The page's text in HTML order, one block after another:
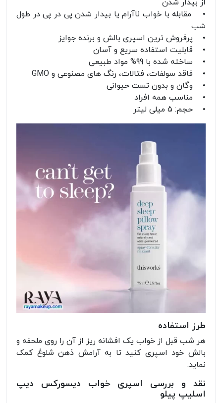
از بیدار شدن
• مقابله با خواب ناآرام یا بیدار شدن پی در پی در طول
شب
• پرفروش ترین اسپری بالش و برنده جوایز
• قابلیت استفاده سریع و آسان
• ساخته شده با 99% مواد طبیعی
• فاقد سولفات، فتالات، رنگ های مصنوعی و GMO
• وگان و بدون تست حیوانی
• مناسب همه افراد
• حجم: 5 میلی لیتر
طرز استفاده
هر شب قبل از خواب یک افشانه ریز از آن را روی ملحفه و
بالش خود اسپری کنید تا به آرامش ذهن شلوغ کمک
نماید.
نقد و بررسی اسپری خواب دیسورکس دیپ
اسلیپ پیلو